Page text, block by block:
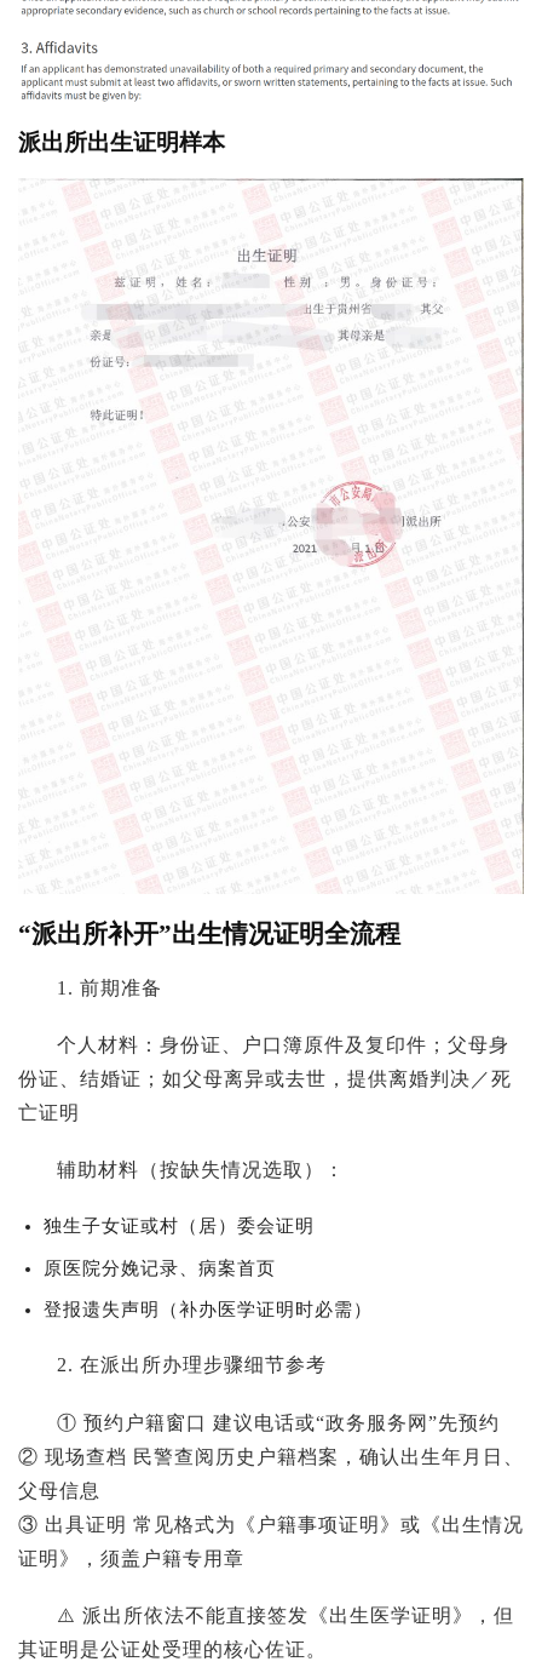
派出所出生证明样本
“派出所补开”出生情况证明全流程
1. 前期准备
个人材料：身份证、户口簿原件及复印件；父母身
份证、结婚证；如父母离异或去世，提供离婚判决／死
亡证明
辅助材料（按缺失情况选取）：
独生子女证或村（居）委会证明
原医院分娩记录、病案首页
登报遗失声明（补办医学证明时必需）
2. 在派出所办理步骤细节参考
① 预约户籍窗口 建议电话或“政务服务网”先预约
② 现场查档 民警查阅历史户籍档案，确认出生年月日、
父母信息
③ 出具证明 常见格式为《户籍事项证明》或《出生情况
证明》，须盖户籍专用章
⚠️ 派出所依法不能直接签发《出生医学证明》，但
其证明是公证处受理的核心佐证。